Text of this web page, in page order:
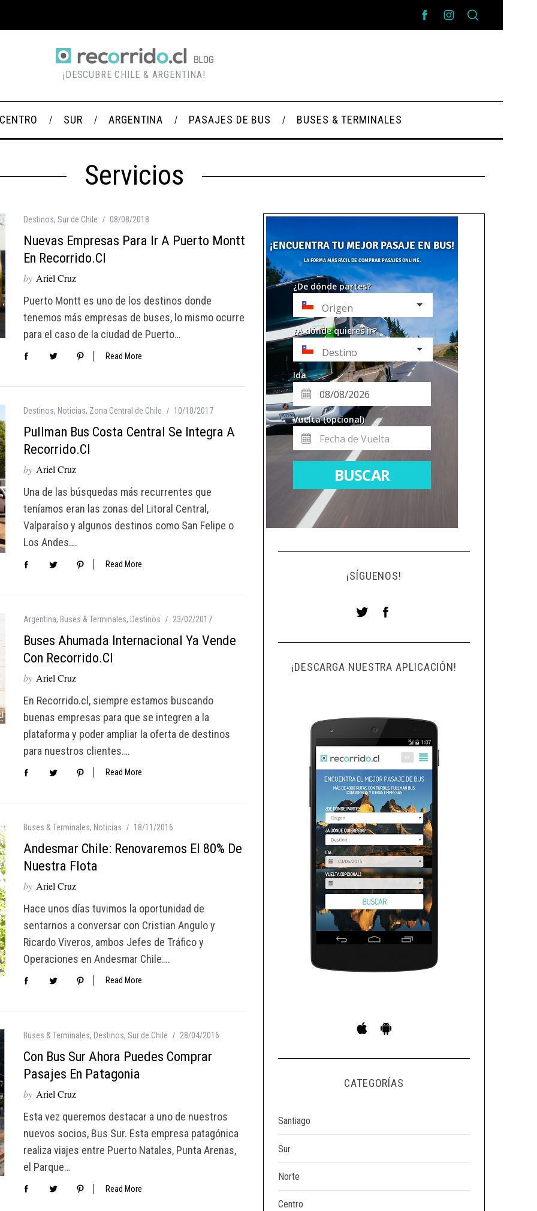
¡DESCUBRE CHILE & ARGENTINA!
CENTRO SUR ARGENTINA PASAJES DE BUS BUSES & TERMINALES
Servicios
Destinos, Sur de Chile 08/08/2018
Nuevas Empresas Para Ir A Puerto Montt
En Recorrido.cl
by Ariel Cruz
Puerto Montt es uno de los destinos donde
tenemos más empresas de buses, lo mismo ocurre
para el caso de la ciudad de Puerto…
Read More
Destinos, Noticias, Zona Central de Chile 10/10/2017
Pullman Bus Costa Central Se Integra A
Recorrido.cl
by Ariel Cruz
Una de las búsquedas más recurrentes que
teníamos eran las zonas del Litoral Central,
Valparaíso y algunos destinos como San Felipe o
Los Andes….
Read More
Argentina, Buses & Terminales, Destinos 23/02/2017
Buses Ahumada Internacional Ya Vende
Con Recorrido.cl
by Ariel Cruz
En Recorrido.cl, siempre estamos buscando
buenas empresas para que se integren a la
plataforma y poder ampliar la oferta de destinos
para nuestros clientes….
Read More
Buses & Terminales, Noticias 18/11/2016
Andesmar Chile: Renovaremos El 80% De
Nuestra Flota
by Ariel Cruz
Hace unos días tuvimos la oportunidad de
sentarnos a conversar con Cristian Angulo y
Ricardo Viveros, ambos Jefes de Tráfico y
Operaciones en Andesmar Chile….
Read More
Buses & Terminales, Destinos, Sur de Chile 28/04/2016
Con Bus Sur Ahora Puedes Comprar
Pasajes En Patagonia
by Ariel Cruz
Esta vez queremos destacar a uno de nuestros
nuevos socios, Bus Sur. Esta empresa patagónica
realiza viajes entre Puerto Natales, Punta Arenas,
el Parque…
Read More
¡SÍGUENOS!
¡DESCARGA NUESTRA APLICACIÓN!
CATEGORÍAS
Santiago
Sur
Norte
Centro